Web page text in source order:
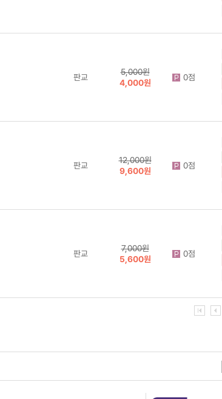
판교
5,000원
4,000원
0점
판교
12,000원
9,600원
0점
판교
7,000원
5,600원
0점